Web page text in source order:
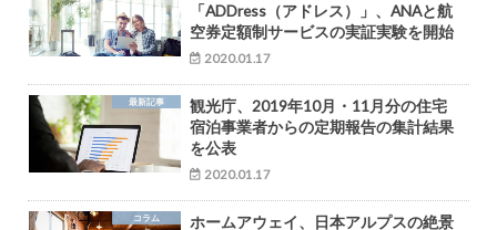
「ADDress（アドレス）」、ANAと航
空券定額制サービスの実証実験を開始
2020.01.17
最新記事
観光庁、2019年10月・11月分の住宅
宿泊事業者からの定期報告の集計結果
を公表
2020.01.17
コラム
ホームアウェイ、日本アルプスの絶景